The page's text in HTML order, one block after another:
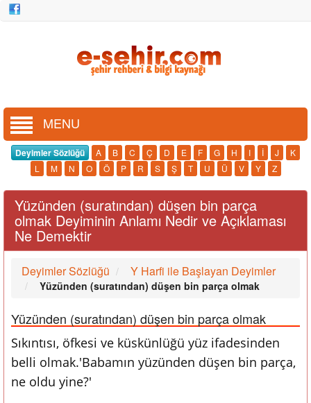
MENU
Deyimler Sözlüğü A B C Ç D E F G H I İ J
K
L
M N O Ö P R S Ş T U Ü V Y Z
Yüzünden (suratından) düşen bin parça
olmak Deyiminin Anlamı Nedir ve Açıklaması
Ne Demektir
Deyimler Sözlüğü Y Harfi ile Başlayan Deyimler
Yüzünden (suratından) düşen bin parça olmak
Yüzünden (suratından) düşen bin parça olmak
Sıkıntısı, öfkesi ve küskünlüğü yüz ifadesinden
belli olmak.'Babamın yüzünden düşen bin parça,
ne oldu yine?'